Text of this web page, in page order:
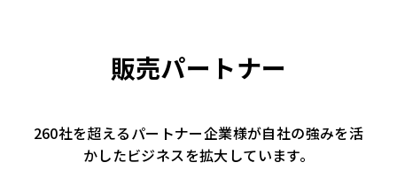
販売パートナー
260社を超えるパートナー企業様が自社の強みを活
かしたビジネスを拡大しています。